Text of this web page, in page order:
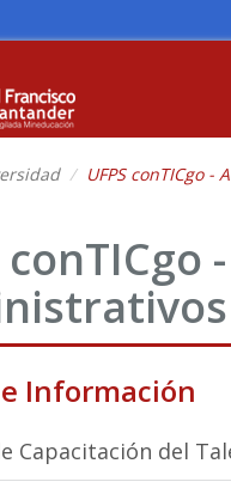
UFPS conTICgo -
conTICgo -
Información
Capacitación del